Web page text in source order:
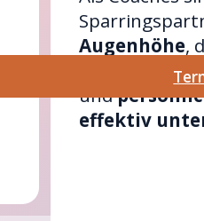
Augenhöhe,
methodisch
und
effektiv